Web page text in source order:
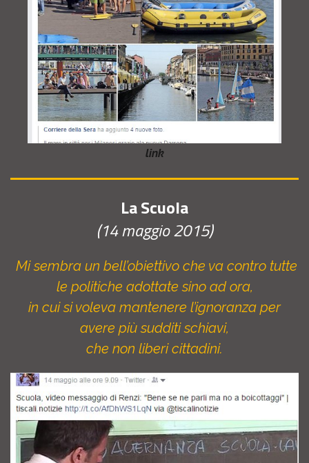
link
La Scuola
(14 maggio 2015)
Mi sembra un bell’obiettivo che va contro tutte
le politiche adottate sino ad ora,
in cui si voleva mantenere l’ignoranza per
avere più sudditi schiavi,
che non liberi cittadini.